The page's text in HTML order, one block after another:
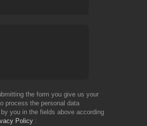
the form you give us your
process the personal data
you in the fields above according
Policy